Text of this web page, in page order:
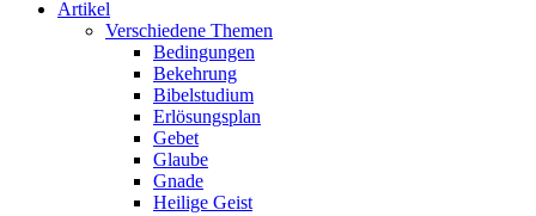
Artikel
Verschiedene Themen
Bedingungen
Bekehrung
Bibelstudium
Erlösungsplan
Gebet
Glaube
Gnade
Heilige Geist